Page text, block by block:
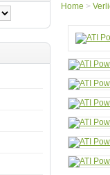
T5
ATI
T5
Home >